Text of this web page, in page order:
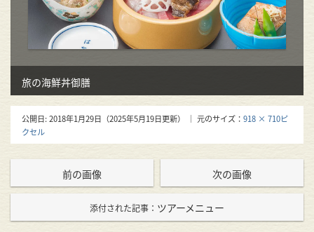
旅の海鮮丼御膳
公開日:2018年1月29日 （2025年5月19日更新） ｜ 元のサイズ： 918 × 710ピ
クセル
前の画像 次の画像
添付された記事： ツアーメニュー